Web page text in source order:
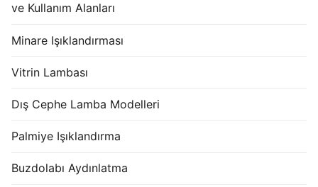
ve Kullanım Alanları
Minare Işıklandırması
Vitrin Lambası
Dış Cephe Lamba Modelleri
Palmiye Işıklandırma
Buzdolabı Aydınlatma